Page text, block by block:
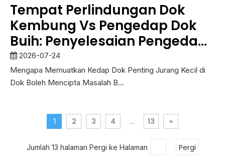
Tempat Perlindungan Dok
Kembung Vs Pengedap Dok
Buih: Penyelesaian Pengedap
Dok Pemuatan Mana Yang
Lebih Baik?
2026-07-24
Mengapa Memuatkan Kedap Dok Penting Jurang Kecil di
Dok Boleh Mencipta Masalah B...
1 2 3 4 ... 13 »
Jumlah 13 halaman Pergi ke Halaman Pergi